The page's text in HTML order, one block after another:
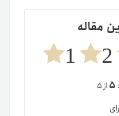
مقاله
2
1
۵از ۵
رای